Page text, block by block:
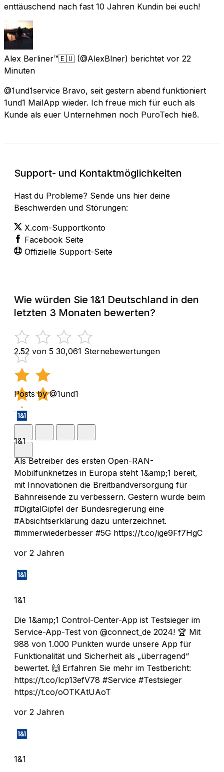
enttäuschend nach fast 10 Jahren Kundin bei euch!
Alex Berliner™🇪🇺 (@AlexBlner) berichtet vor 22
Minuten
@1und1service Bravo, seit gestern abend funktioniert
1und1 MailApp wieder. Ich freue mich für euch als
Kunde als euer Unternehmen noch PuroTech hieß.
Support- und Kontaktmöglichkeiten
Hast du Probleme? Sende uns hier deine
Beschwerden und Störungen:
X.com-Supportkonto
Facebook Seite
Offizielle Support-Seite
Wie würden Sie 1&1 Deutschland in den
letzten 3 Monaten bewerten?
2.52 von 5 30,061 Sternebewertungen
Posts by @1und1
1&1
Als Betreiber des ersten Open-RAN-
Mobilfunknetzes in Europa steht 1&amp;1 bereit,
mit Innovationen die Breitbandversorgung für
Bahnreisende zu verbessern. Gestern wurde beim
#DigitalGipfel der Bundesregierung eine
#Absichtserklärung dazu unterzeichnet.
#immerwiederbesser #5G https://t.co/ige9Ff7HgC
vor 2 Jahren
1&1
Die 1&amp;1 Control-Center-App ist Testsieger im
Service-App-Test von @connect_de 2024! 🏆 Mit
988 von 1.000 Punkten wurde unsere App für
Funktionalität und Sicherheit als „überragend“
bewertet. 🙌 Erfahren Sie mehr im Testbericht:
https://t.co/lcp13efV78 #Service #Testsieger
https://t.co/oOTKAtUAoT
vor 2 Jahren
1&1